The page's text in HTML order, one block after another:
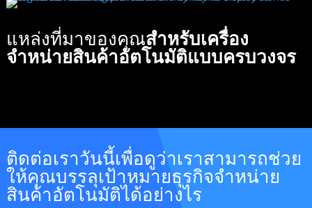
แหล่งที่มาของคุณสำหรับเครื่อง
จำหน่ายสินค้าอัตโนมัติแบบครบวงจร
ติดต่อเราวันนี้เพื่อดูว่าเราสามารถช่วย
ให้คุณบรรลุเป้าหมายธุรกิจจำหน่าย
สินค้าอัตโนมัติได้อย่างไร